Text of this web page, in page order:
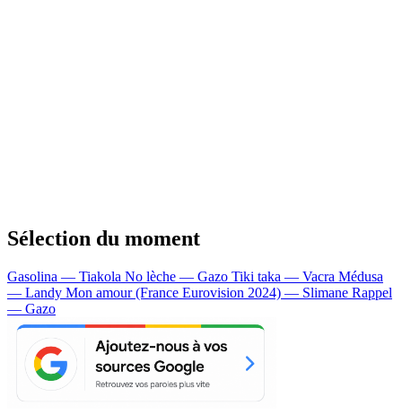
Sélection du moment
Gasolina — Tiakola No lèche — Gazo Tiki taka — Vacra Médusa
— Landy Mon amour (France Eurovision 2024) — Slimane Rappel
— Gazo